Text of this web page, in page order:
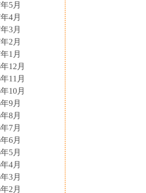
5月
4月
3月
2月
1月
12月
11月
10月
9月
8月
7月
6月
5月
4月
3月
2月